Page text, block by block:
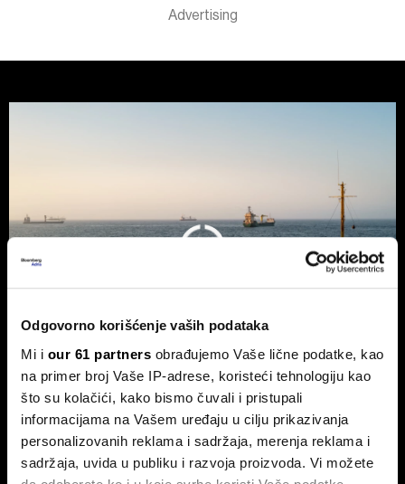
Odgovorno korišćenje vaših podataka
Mi i our 61 partners obrađujemo Vaše lične podatke, kao
na primer broj Vaše IP-adrese, koristeći tehnologiju kao
što su kolačići, kako bismo čuvali i pristupali
informacijama na Vašem uređaju u cilju prikazivanja
personalizovanih reklama i sadržaja, merenja reklama i
sadržaja, uvida u publiku i razvoja proizvoda. Vi možete
Trump odustao od naknade od 20
odsto za saobraćaj kroz Ormuski
moreuz